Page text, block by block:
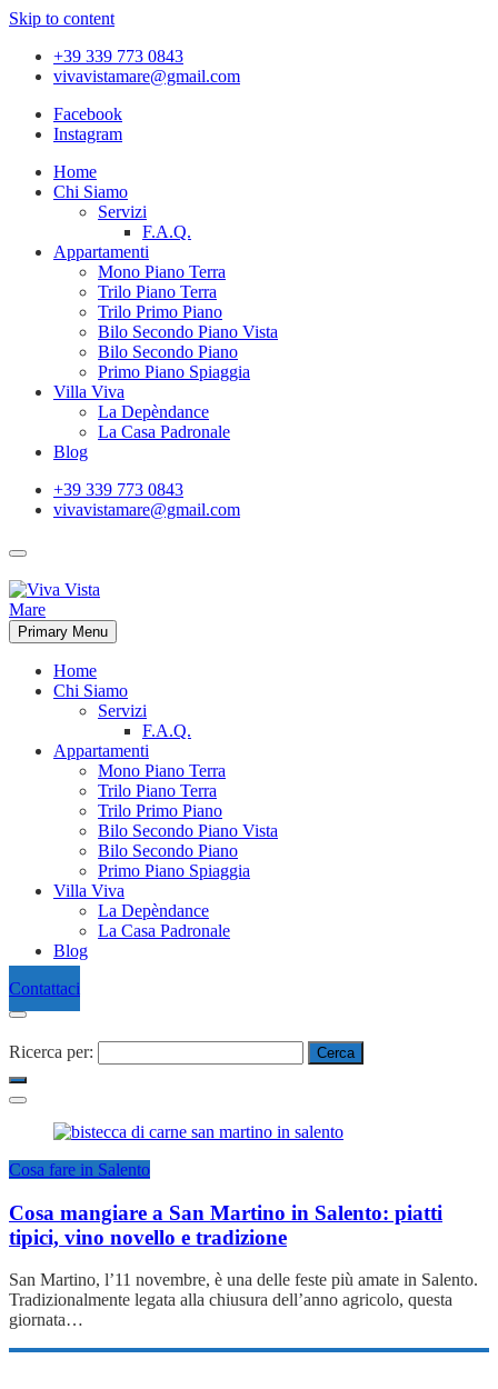
Skip to content
+39 339 773 0843
vivavistamare@gmail.com
Facebook
Instagram
Home
Chi Siamo
Servizi
F.A.Q.
Appartamenti
Mono Piano Terra
Trilo Piano Terra
Trilo Primo Piano
Bilo Secondo Piano Vista
Bilo Secondo Piano
Primo Piano Spiaggia
Villa Viva
La Depèndance
La Casa Padronale
Blog
+39 339 773 0843
vivavistamare@gmail.com
Primary Menu
Home
Chi Siamo
Servizi
F.A.Q.
Appartamenti
Mono Piano Terra
Trilo Piano Terra
Trilo Primo Piano
Bilo Secondo Piano Vista
Bilo Secondo Piano
Primo Piano Spiaggia
Villa Viva
La Depèndance
La Casa Padronale
Blog
Contattaci
Ricerca per:
Cosa fare in Salento
Cosa mangiare a San Martino in Salento: piatti
tipici, vino novello e tradizione
San Martino, l’11 novembre, è una delle feste più amate in Salento.
Tradizionalmente legata alla chiusura dell’anno agricolo, questa
giornata…